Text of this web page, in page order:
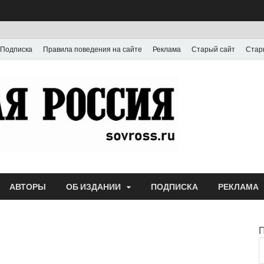
Подписка Правила поведения на сайте Реклама Старый сайт
АВТОРЫ ОБ ИЗДАНИИ ПОДПИСКА РЕКЛАМА